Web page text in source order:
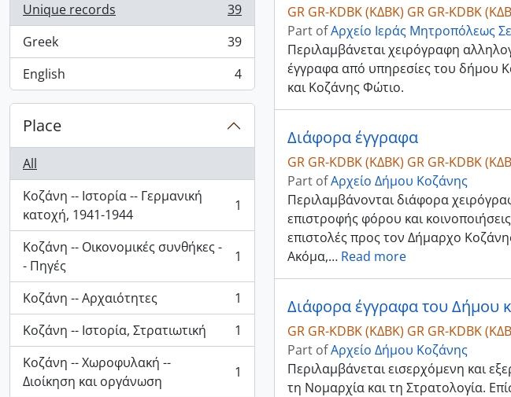
Unique records
, 39 results
39
Greek
, 39 results
39
English
, 4 results 4
Place
All
Κοζάνη -- Ιστορία -- Γερμανική
κατοχή, 1941-1944
, 1 results 1
Κοζάνη -- Οικονομικές συνθήκες -
- Πηγές
, 1 results 1
Κοζάνη -- Αρχαιότητες
, 1 results
1
Κοζάνη -- Ιστορία, Στρατιωτική
, 1 results
1
Κοζάνη -- Χωροφυλακή --
Διοίκηση και οργάνωση
, 1 results 1
GR GR-KDBK (ΚΔΒΚ) GR GR-KDBK
Part ofΑρχείο Ιεράς Μητροπόλεως
Περιλαμβάνεται χειρόγραφη
έγγραφα από υπηρεσίες του δήμου
και Κοζάνης Φώτιο.
Διάφορα έγγραφα
GR GR-KDBK (ΚΔΒΚ) GR GR-KDBK
Part ofΑρχείο Δήμου Κοζάνης
Περιλαμβάνονται διάφορα
επιστροφής φόρου και
επιστολές προς τον Δήμαρχο
Ακόμα,… Read more
Διάφορα έγγραφα του Δήμου
GR GR-KDBK (ΚΔΒΚ) GR GR-KDBK
Part ofΑρχείο Δήμου Κοζάνης
Περιλαμβάνεται εισερχόμενη και
τη Νομαρχία και τη Στρατολογία.